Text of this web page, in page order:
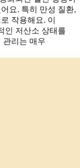
요. 특히 만성 질환,
작용해요. 이
인 저산소 상태를
관리는 매우